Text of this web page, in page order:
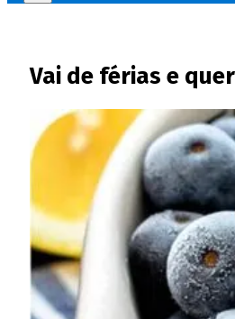
Vai de férias e